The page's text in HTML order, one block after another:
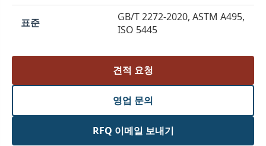
표준
GB/T 2272-2020, ASTM A495,
ISO 5445
견적 요청
영업 문의
RFQ 이메일 보내기